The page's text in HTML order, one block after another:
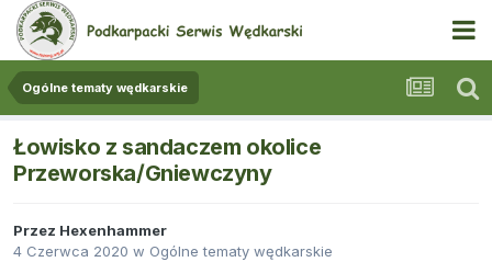
Ogólne tematy wędkarskie
Łowisko z sandaczem okolice
Przeworska/Gniewczyny
Przez Hexenhammer
4 Czerwca 2020 w Ogólne tematy wędkarskie